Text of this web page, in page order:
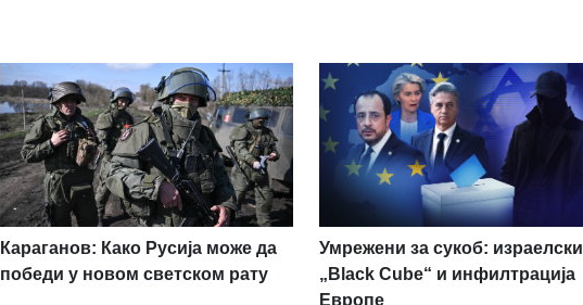
Караганов: Како Русија може да
победи у новом светском рату
Умрежени за сукоб: израелски
„Black Cube“ и инфилтрација
Европе